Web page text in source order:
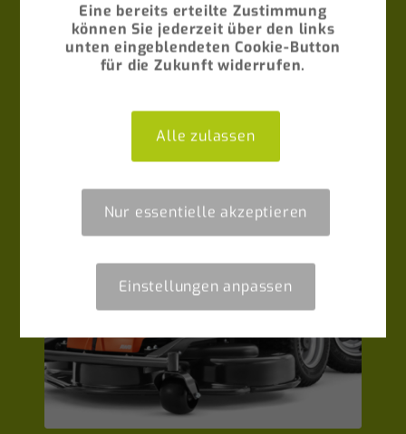
Eine bereits erteilte Zustimmung
können Sie jederzeit über den links
unten eingeblendeten Cookie-Button
für die Zukunft widerrufen.
Alle zulassen
Nur essentielle akzeptieren
Einstellungen anpassen